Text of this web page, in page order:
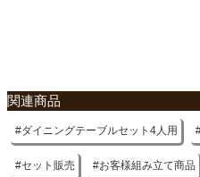
関連商品
ダイニングテーブルセット4人用
セット販売 お客様組み立て商品